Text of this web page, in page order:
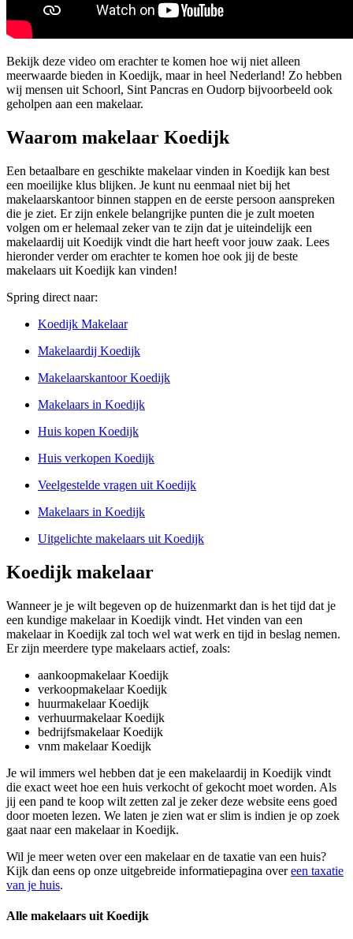
Bekijk deze video om erachter te komen hoe wij niet alleen
meerwaarde bieden in Koedijk, maar in heel Nederland! Zo hebben
wij mensen uit Schoorl, Sint Pancras en Oudorp bijvoorbeeld ook
geholpen aan een makelaar.
Waarom makelaar Koedijk
Een betaalbare en geschikte makelaar vinden in Koedijk kan best
een moeilijke klus blijken. Je kunt nu eenmaal niet bij het
makelaarskantoor binnen stappen en de eerste persoon aanspreken
die je ziet. Er zijn enkele belangrijke punten die je zult moeten
volgen om er helemaal zeker van te zijn dat je uiteindelijk een
makelaardij uit Koedijk vindt die hart heeft voor jouw zaak. Lees
hieronder verder om erachter te komen hoe ook jij de beste
makelaars uit Koedijk kan vinden!
Spring direct naar:
Koedijk Makelaar
Makelaardij Koedijk
Makelaarskantoor Koedijk
Makelaars in Koedijk
Huis kopen Koedijk
Huis verkopen Koedijk
Veelgestelde vragen uit Koedijk
Makelaars in Koedijk
Uitgelichte makelaars uit Koedijk
Koedijk makelaar
Wanneer je je wilt begeven op de huizenmarkt dan is het tijd dat je
een kundige makelaar in Koedijk vindt. Het vinden van een
makelaar in Koedijk zal toch wel wat werk en tijd in beslag nemen.
Er zijn meerdere type makelaars actief, zoals:
aankoopmakelaar Koedijk
verkoopmakelaar Koedijk
huurmakelaar Koedijk
verhuurmakelaar Koedijk
bedrijfsmakelaar Koedijk
vnm makelaar Koedijk
Je wil immers wel hebben dat je een makelaardij in Koedijk vindt
die exact weet hoe een huis verkocht of gekocht moet worden. Als
jij een pand te koop wilt zetten zal je zeker deze website eens goed
door moeten lezen. We laten je zien wat er slim is indien je op zoek
gaat naar een makelaar in Koedijk.
Wil je meer weten over een makelaar en de taxatie van een huis?
Kijk dan eens op onze uitgebreide informatiepagina overeen taxatie
van je huis.
Alle makelaars uit Koedijk